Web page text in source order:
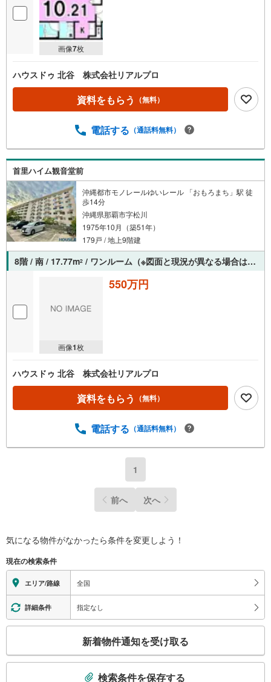
画像7枚
ハウスドゥ 北谷 株式会社リアルプロ
資料をもらう （無料）
電話する （通話料無料）
首里ハイム観音堂前
沖縄都市モノレールゆいレール 「おもろまち」駅 徒
歩14分
沖縄県那覇市字松川
1975年10月（築51年）
179戸 / 地上9階建
8階 / 南 / 17.77m2 / ワンルーム（※図面と現況が異なる場合は現況を優先させていただきます。）
画像1枚
550万円
ハウスドゥ 北谷 株式会社リアルプロ
資料をもらう （無料）
電話する （通話料無料）
1
前へ 次へ
気になる物件がなかったら条件を変更しよう！
現在の検索条件
エリア/路線 全国
詳細条件 指定なし
検
新着物件通知を受け取る
検索条件を保存する